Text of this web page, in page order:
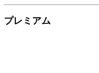
プレミアム